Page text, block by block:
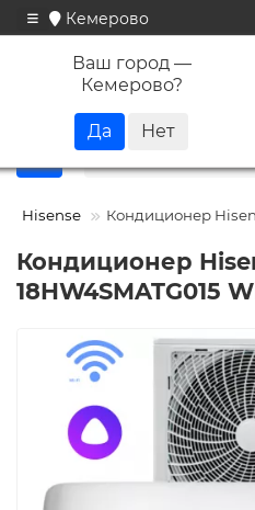
Кемерово
Ваш город —
Кемерово?
Hisense Кондиционер
Кондиционер
18HW4SMATG015